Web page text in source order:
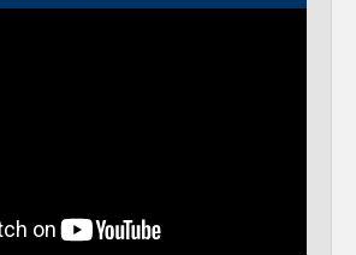
Intensificó Municipio programa de